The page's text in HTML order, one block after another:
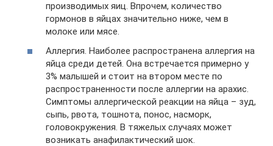
производимых яиц. Впрочем, количество
гормонов в яйцах значительно ниже, чем в
молоке или мясе.
Аллергия. Наиболее распространена аллергия на
яйца среди детей. Она встречается примерно у
3% малышей и стоит на втором месте по
распространенности после аллергии на арахис.
Симптомы аллергической реакции на яйца – зуд,
сыпь, рвота, тошнота, понос, насморк,
головокружения. В тяжелых случаях может
возникать анафилактический шок.